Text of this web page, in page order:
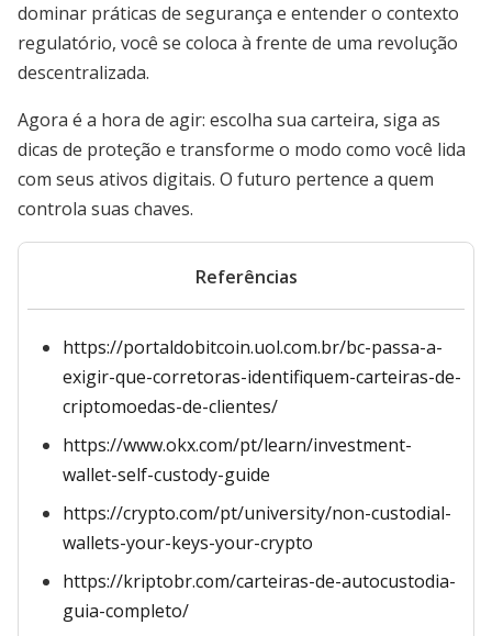
dominar práticas de segurança e entender o contexto
regulatório, você se coloca à frente de uma revolução
descentralizada.
Agora é a hora de agir: escolha sua carteira, siga as
dicas de proteção e transforme o modo como você lida
com seus ativos digitais. O futuro pertence a quem
controla suas chaves.
Referências
https://portaldobitcoin.uol.com.br/bc-passa-a-
exigir-que-corretoras-identifiquem-carteiras-de-
criptomoedas-de-clientes/
https://www.okx.com/pt/learn/investment-
wallet-self-custody-guide
https://crypto.com/pt/university/non-custodial-
wallets-your-keys-your-crypto
https://kriptobr.com/carteiras-de-autocustodia-
guia-completo/